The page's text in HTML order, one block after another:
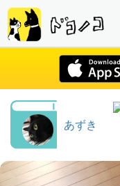
あずき